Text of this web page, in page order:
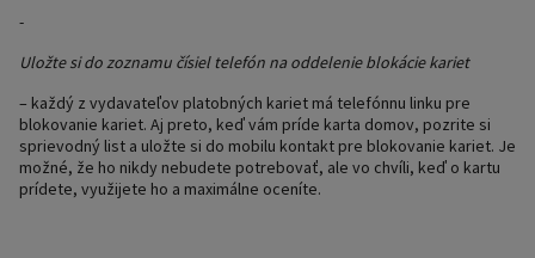
-
Uložte si do zoznamu čísiel telefón na oddelenie blokácie kariet
– každý z vydavateľov platobných kariet má telefónnu linku pre
blokovanie kariet. Aj preto, keď vám príde karta domov, pozrite si
sprievodný list a uložte si do mobilu kontakt pre blokovanie kariet. Je
možné, že ho nikdy nebudete potrebovať, ale vo chvíli, keď o kartu
prídete, využijete ho a maximálne oceníte.